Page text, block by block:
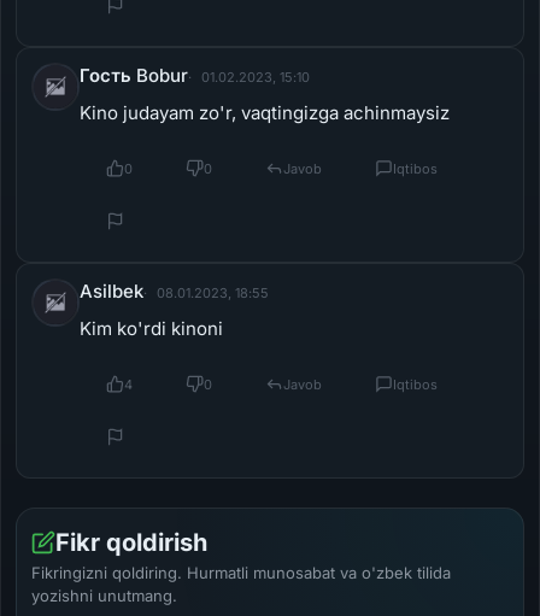
Гость Bobur 01.02.2023, 15:10
Kino judayam zo'r, vaqtingizga achinmaysiz
0 0 Javob Iqtibos
Asilbek 08.01.2023, 18:55
Kim ko'rdi kinoni
4 0 Javob Iqtibos
Fikr qoldirish
Fikringizni qoldiring. Hurmatli munosabat va o'zbek tilida
yozishni unutmang.